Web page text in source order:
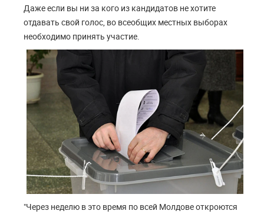
Даже если вы ни за кого из кандидатов не хотите
отдавать свой голос, во всеобщих местных выборах
необходимо принять участие.
"Через неделю в это время по всей Молдове откроются